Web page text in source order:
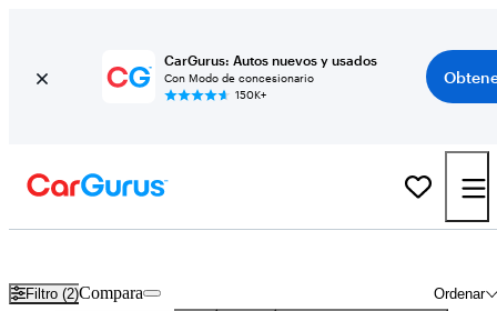
CarGurus: Autos nuevos y usados
Con Modo de concesionario
150K+
Filtro (2) Ordenar
Compara